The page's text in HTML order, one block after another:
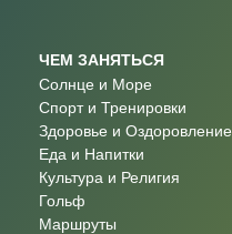
ЧЕМ ЗАНЯТЬСЯ
Солнце и Море
Спорт и Тренировки
Здоровье и Оздоровление
Еда и Напитки
Культура и Религия
Гольф
Маршруты